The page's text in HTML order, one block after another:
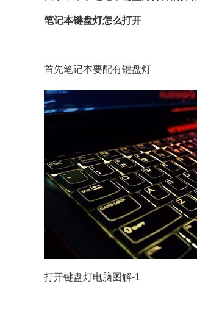
笔记本键盘灯怎么打开
首先笔记本要配有键盘灯
打开键盘灯电脑图解-1